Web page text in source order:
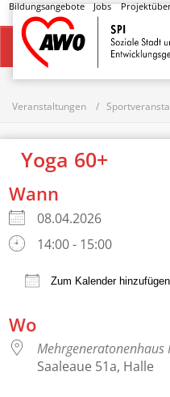
Bildungsangebote Jobs
Startseite
Veranstaltungen
Yoga 60+
Wann
08.04.2026
14:00 - 15:00
Zum Kalender hinzufügen
Wo
Mehrgeneratonenhaus
Saaleaue 51a, Halle